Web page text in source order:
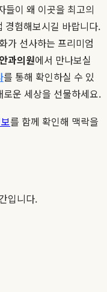
들이 왜 이곳을 최고의
경험해보시길 바랍니다.
가 선사하는 프리미엄
과의원에서 만나보실
를 통해 확인하실 수 있
운 세상을 선물하세요.
를 함께 확인해 맥락을
입니다.